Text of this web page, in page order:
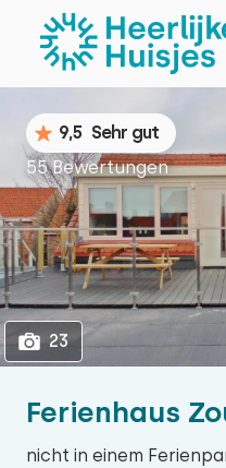
Ferienhaus
nicht in einem
9,5 Sehr gut
55 Bewertungen
23